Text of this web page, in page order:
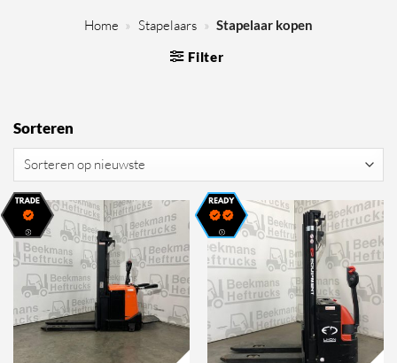
Home » Stapelaars » Stapelaar kopen
Filter
Sorteren